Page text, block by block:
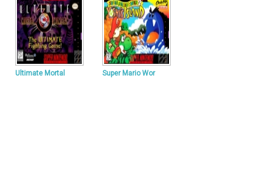
Ultimate Mortal Super Mario Wor